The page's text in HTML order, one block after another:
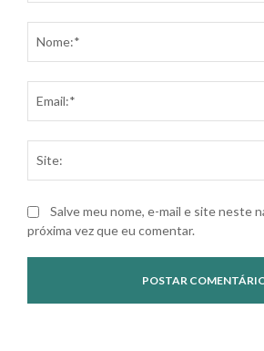
Salve meu nome, e-mail e site neste
próxima vez que eu comentar.